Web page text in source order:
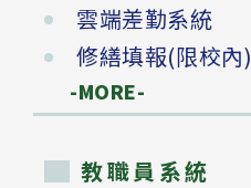
雲端差勤系統
修繕填報(限校內)
-MORE-
教職員系統